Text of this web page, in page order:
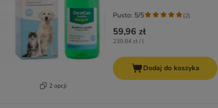
2 opcji
59,96 zł
239,84 zł / l
Pusto: 5/5 (2)
Dodaj do koszyka